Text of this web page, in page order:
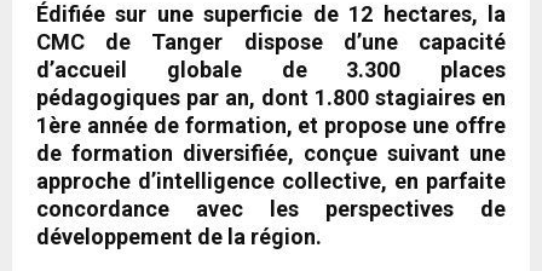
Édifiée sur une superficie de 12 hectares, la
CMC de Tanger dispose d’une capacité
d’accueil globale de 3.300 places
pédagogiques par an, dont 1.800 stagiaires en
1ère année de formation, et propose une offre
de formation diversifiée, conçue suivant une
approche d’intelligence collective, en parfaite
concordance avec les perspectives de
développement de la région.